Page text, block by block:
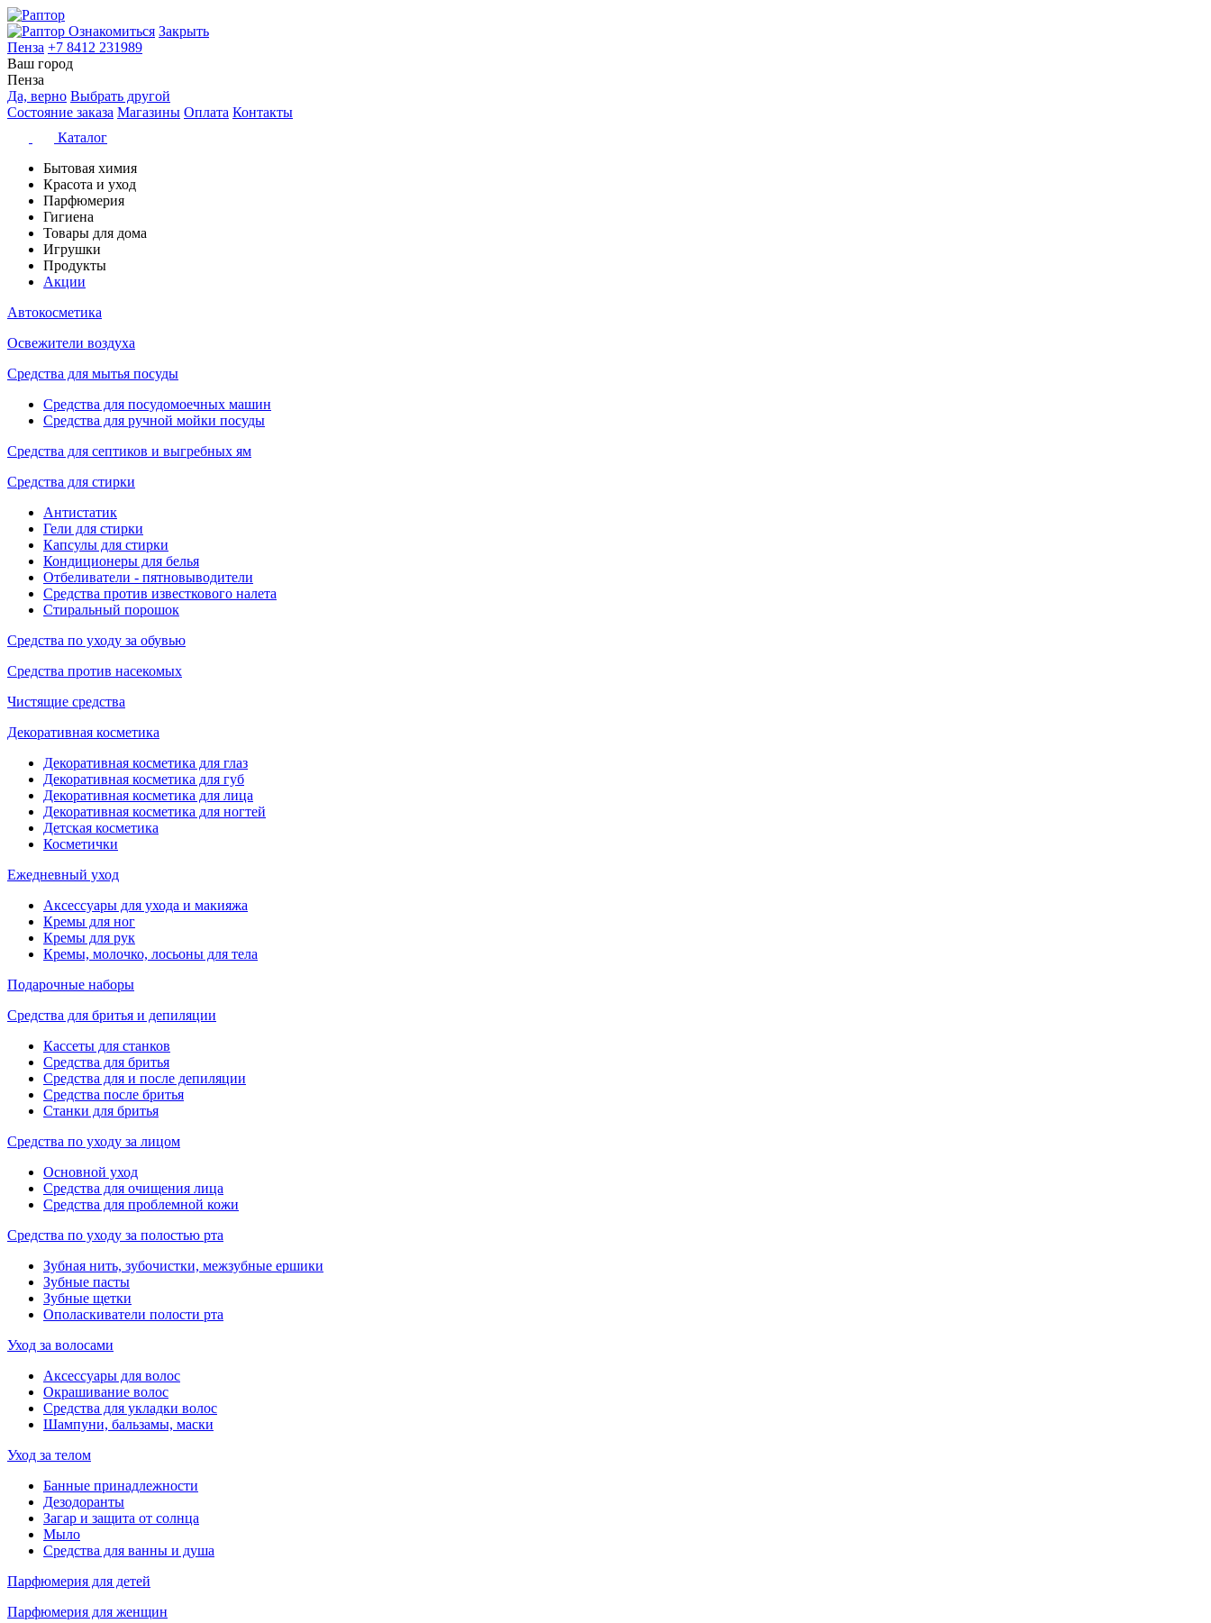
Ознакомиться Закрыть
Пенза +7 8412 231989
Ваш город
Пенза
Да, верно Выбрать другой
Состояние заказа Магазины Оплата Контакты
Каталог
Бытовая химия
Красота и уход
Парфюмерия
Гигиена
Товары для дома
Игрушки
Продукты
Акции
Автокосметика
Освежители воздуха
Средства для мытья посуды
Средства для посудомоечных машин
Средства для ручной мойки посуды
Средства для септиков и выгребных ям
Средства для стирки
Антистатик
Гели для стирки
Капсулы для стирки
Кондиционеры для белья
Отбеливатели - пятновыводители
Средства против известкового налета
Стиральный порошок
Средства по уходу за обувью
Средства против насекомых
Чистящие средства
Декоративная косметика
Декоративная косметика для глаз
Декоративная косметика для губ
Декоративная косметика для лица
Декоративная косметика для ногтей
Детская косметика
Косметички
Ежедневный уход
Аксессуары для ухода и макияжа
Кремы для ног
Кремы для рук
Кремы, молочко, лосьоны для тела
Подарочные наборы
Средства для бритья и депиляции
Кассеты для станков
Средства для бритья
Средства для и после депиляции
Средства после бритья
Станки для бритья
Средства по уходу за лицом
Основной уход
Средства для очищения лица
Средства для проблемной кожи
Средства по уходу за полостью рта
Зубная нить, зубочистки, межзубные ершики
Зубные пасты
Зубные щетки
Ополаскиватели полости рта
Уход за волосами
Аксессуары для волос
Окрашивание волос
Средства для укладки волос
Шампуни, бальзамы, маски
Уход за телом
Банные принадлежности
Дезодоранты
Загар и защита от солнца
Мыло
Средства для ванны и душа
Парфюмерия для детей
Парфюмерия для женщин